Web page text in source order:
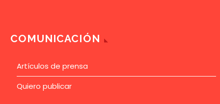
COMUNICACIÓN
Artículos de prensa
Quiero publicar